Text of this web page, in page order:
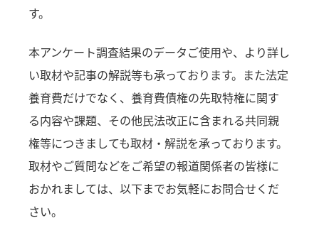
す。
本アンケート調査結果のデータご使用や、より詳し
い取材や記事の解説等も承っております。また法定
養育費だけでなく、養育費債権の先取特権に関す
る内容や課題、その他民法改正に含まれる共同親
権等につきましても取材・解説を承っております。
取材やご質問などをご希望の報道関係者の皆様に
おかれましては、以下までお気軽にお問合せくだ
さい。